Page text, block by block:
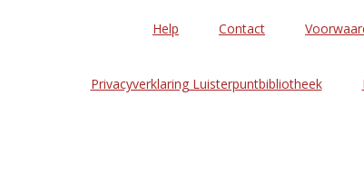
Help Contact
Privacyverklaring Luisterpuntbibliotheek